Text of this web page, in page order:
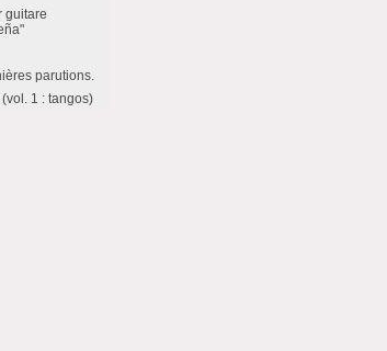
guitare
parutions.
1 : tangos)